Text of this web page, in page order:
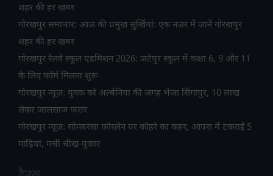
शहर की हर खबर
गोरखपुर समाचार: आज की प्रमुख सुर्खियां: एक नजर में जानें गोरखपुर
शहर की हर खबर
गोरखपुर रेलवे स्कूल एडमिशन 2026: जटेपुर स्कूल में कक्षा 6, 9 और 11
के लिए फॉर्म मिलना शुरू
गोरखपुर न्यूज़: युवक को अल्बेनिया की जगह भेजा सिंगापुर, 10 लाख
लेकर जालसाज फरार
गोरखपुर न्यूज़: सोनबरसा फोरलेन पर कोहरे का कहर, आपस में टकराईं 5
गाड़ियां, मची चीख-पुकार